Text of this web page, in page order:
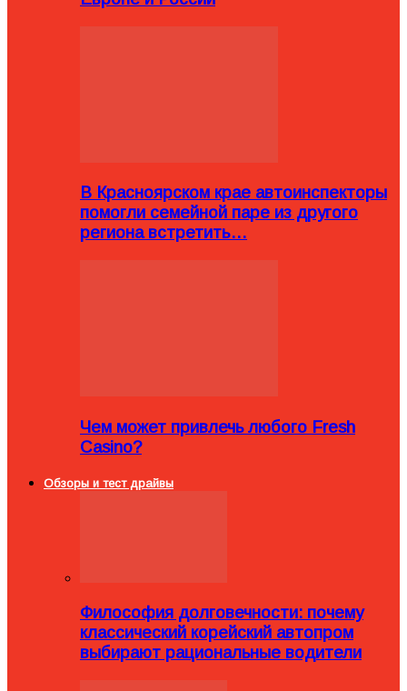
В Красноярском крае автоинспекторы
помогли семейной паре из другого
региона встретить…
Чем может привлечь любого Fresh
Casino?
Обзоры и тест драйвы
Философия долговечности: почему
классический корейский автопром
выбирают рациональные водители